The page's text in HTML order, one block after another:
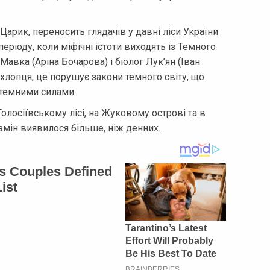
переносить глядачів у давні ліси України
коли міфічні істоти виходять із Темного
(Аріна Бочарова) і біолог Лук’ян (Іван
це порушує закони темного світу, що
силами.
лісі, на Жуковому острові та в
виявилося більше, ніж денних.